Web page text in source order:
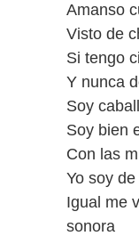
Amanso
Visto de
Si tengo
Y nunca
Soy
Soy bien
Con las
Yo soy
Igual me
sonora